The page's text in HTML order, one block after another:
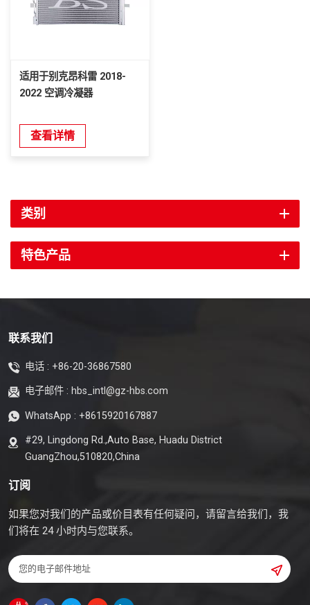
适用于别克昂科雷 2018-
2022 空调冷凝器
查看详情
类别
特色产品
联系我们
电话 : +86-20-36867580
电子邮件 : hbs_intl@gz-hbs.com
WhatsApp : +8615920167887
#29, Lingdong Rd.,Auto Base, Huadu District
GuangZhou,510820,China
订阅
如果您对我们的产品或价目表有任何疑问，请留言给我们，我
们将在 24 小时内与您联系。